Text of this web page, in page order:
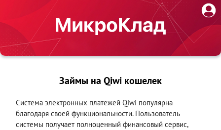
Займы на Qiwi кошелек
Система электронных платежей Qiwi популярна
благодаря своей функциональности. Пользователь
системы получает полноценный финансовый сервис,